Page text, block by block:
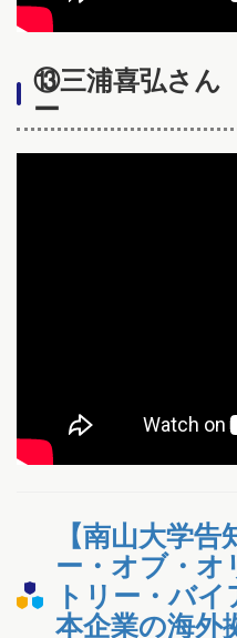
⑬三浦喜弘さ
ー
【南山大学
ー・オブ・
トリー・バ
本企業の海外